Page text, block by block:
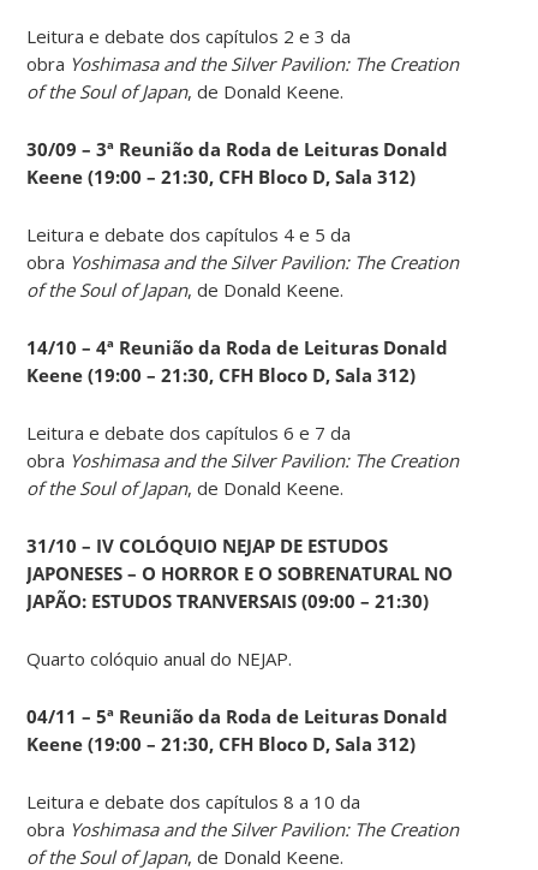
Leitura e debate dos capítulos 2 e 3 da
obra Yoshimasa and the Silver Pavilion: The Creation
of the Soul of Japan, de Donald Keene.
30/09 – 3ª Reunião da Roda de Leituras Donald
Keene (19:00 – 21:30, CFH Bloco D, Sala 312)
Leitura e debate dos capítulos 4 e 5 da
obra Yoshimasa and the Silver Pavilion: The Creation
of the Soul of Japan, de Donald Keene.
14/10 – 4ª Reunião da Roda de Leituras Donald
Keene (19:00 – 21:30, CFH Bloco D, Sala 312)
Leitura e debate dos capítulos 6 e 7 da
obra Yoshimasa and the Silver Pavilion: The Creation
of the Soul of Japan, de Donald Keene.
31/10 – IV COLÓQUIO NEJAP DE ESTUDOS
JAPONESES – O HORROR E O SOBRENATURAL NO
JAPÃO: ESTUDOS TRANVERSAIS (09:00 – 21:30)
Quarto colóquio anual do NEJAP.
04/11 – 5ª Reunião da Roda de Leituras Donald
Keene (19:00 – 21:30, CFH Bloco D, Sala 312)
Leitura e debate dos capítulos 8 a 10 da
obra Yoshimasa and the Silver Pavilion: The Creation
of the Soul of Japan, de Donald Keene.